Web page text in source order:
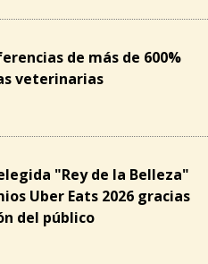
de más de 600%
veterinarias
"Rey de la Belleza"
Uber Eats 2026 gracias
del público